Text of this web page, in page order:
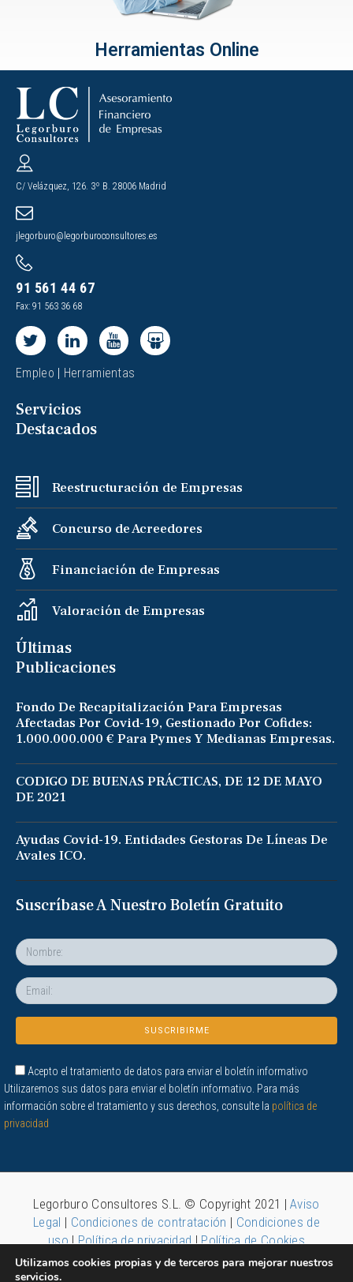
Herramientas Online
C/ Velázquez, 126. 3º B. 28006 Madrid
jlegorburo@legorburoconsultores.es
91 561 44 67
Fax: 91 563 36 68
Empleo Herramientas
Servicios
Destacados
Reestructuración de Empresas
Concurso de Acreedores
Financiación de Empresas
Valoración de Empresas
Últimas
Publicaciones
Fondo De Recapitalización Para Empresas
Afectadas Por Covid-19, Gestionado Por Cofides:
1.000.000.000 € Para Pymes Y Medianas Empresas.
CODIGO DE BUENAS PRÁCTICAS, DE 12 DE MAYO
DE 2021
Ayudas Covid-19. Entidades Gestoras De Líneas De
Avales ICO.
Suscríbase A Nuestro Boletín Gratuito
Acepto el tratamiento de datos para enviar el boletín informativo
Utilizaremos sus datos para enviar el boletín informativo. Para más
información sobre el tratamiento y sus derechos, consulte la política de
privacidad
Legorburo Consultores S.L. © Copyright 2021 |Aviso
Legal | Condiciones de contratación | Condiciones de
uso | Política de privacidad | Política de Cookies
Utilizamos cookies propias y de terceros para mejorar nuestros
servicios.